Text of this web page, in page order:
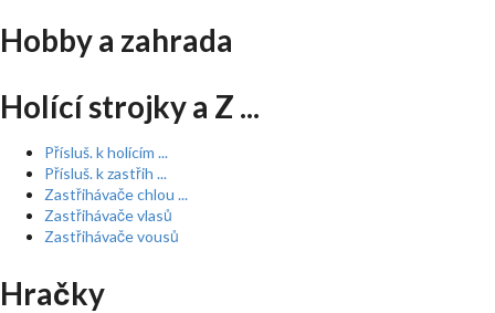
Hobby a zahrada
Holící strojky a Z ...
Přísluš. k holícím ...
Přísluš. k zastřih ...
Zastřihávače chlou ...
Zastřihávače vlasů
Zastřihávače vousů
Hračky